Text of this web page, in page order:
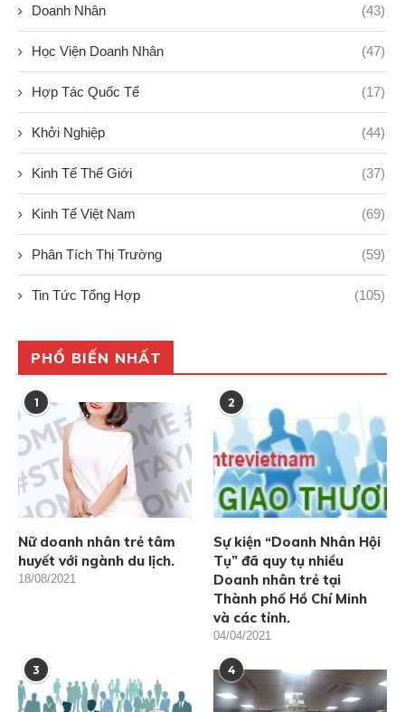
Doanh Nhân (43)
Học Viện Doanh Nhân (47)
Hợp Tác Quốc Tế (17)
Khởi Nghiệp (44)
Kinh Tế Thế Giới (37)
Kinh Tế Việt Nam (69)
Phân Tích Thị Trường (59)
Tin Tức Tổng Hợp (105)
PHỔ BIẾN NHẤT
1
Nữ doanh nhân trẻ tâm
huyết với ngành du lịch.
18/08/2021
2
Sự kiện “Doanh Nhân Hội
Tụ” đã quy tụ nhiều
Doanh nhân trẻ tại
Thành phố Hồ Chí Minh
và các tỉnh.
04/04/2021
3 4